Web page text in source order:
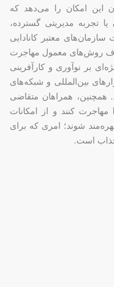
این امکان را می‌دهد که
یا تجربه مدیریتی گسترده،
معتبر کانادایی
روش‌های معمول مهاجرت
بر نوآوری و کارآفرینی
بین‌المللی و شبکه‌های
همچنین، همراهان متقاضی
مهاجرت کنند و از امکانات
شوند؛ امری که برای
جذاب است.